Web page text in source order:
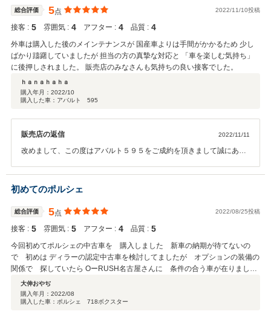
で以上に素早いご対応をさせていただける様、努力させていただきま
す。 今後とも、お付き合いの程、宜しくお願い申し上げます。
総合評価 5点 2022/11/10投稿
接客 : 5 雰囲気 : 4 アフター : 4 品質 : 4
外車は購入した後のメインテナンスが 国産車よりは手間がかかるため 少し
ばかり躊躇していましたが 担当の方の真摯な対応と 「車を楽しむ気持ち」
に後押しされました。 販売店のみなさんも気持ちの良い接客でした。
ｈａｎａｈａｈａ
購入年月： 2022/10
購入した車：アバルト 595
販売店の返信 2022/11/11
改めまして、この度はアバルト５９５をご成約を頂きまして誠にあり
います。 クチコミのご投稿並びに、ありがたいお言葉を頂きましてあ
りがとうございます。 スタッフ一同、頂きましたお言葉を励みに今後
頂く中で、当時お乗りになられていた「フィアットパンダ」のお話し
やお車に対する思い入れのお気持ちを聞かせて頂き、私も是非今回の
お車探しのお力添えをさせて頂きたいと思いお話しをさせて頂いてお
りました。 アバルトは乗って楽しく、見て楽しい素晴らしいモデルだ
と思っております。 今後とも充実したカーライフのお力添えをさせて
頂けるよう頑張って参ります!! どうぞよろしくお願いいたします。
初めてのポルシェ
総合評価 5点 2022/08/25投稿
接客 : 5 雰囲気 : 5 アフター : 4 品質 : 5
今回初めてポルシェの中古車を 購入しました 新車の納期が待てないの
で 初めは ディラーの認定中古車を検討してましたが オプションの装備の
関係で 探していたら OーRUSH名古屋さんに 条件の合う車が在りました
ので 交渉させて頂きました！ 担当のOさんの対応はとても対応が良く 誠
実で安心感があり ディラー以上？でした 説明も丁寧で 直接お店に 引き
取りに行きました ガソリンも満タンにして頂き 素晴らしい対応の会社で
大伸おやぢ
購入年月： 2022/08
購入した車：ポルシェ 718ボクスター